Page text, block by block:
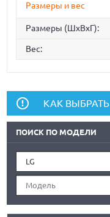
Размеры и вес
Размеры (ШxВxГ):
Вес:
КАК
ПОИСК ПО МОДЕЛИ
LG
Модель